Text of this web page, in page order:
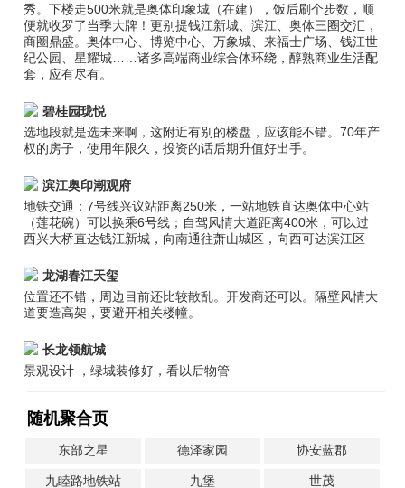
秀。下楼走500米就是奥体印象城（在建），饭后刷个步数，顺
便就收罗了当季大牌！更别提钱江新城、滨江、奥体三圈交汇，
商圈鼎盛。奥体中心、博览中心、万象城、来福士广场、钱江世
纪公园、星耀城……诸多高端商业综合体环绕，醇熟商业生活配
套，应有尽有。
碧桂园珑悦
选地段就是选未来啊，这附近有别的楼盘，应该能不错。70年产
权的房子，使用年限久，投资的话后期升值好出手。
滨江奥印潮观府
地铁交通：7号线兴议站距离250米，一站地铁直达奥体中心站
（莲花碗）可以换乘6号线；自驾风情大道距离400米，可以过
西兴大桥直达钱江新城，向南通往萧山城区，向西可达滨江区
龙湖春江天玺
位置还不错，周边目前还比较散乱。开发商还可以。隔壁风情大
道要造高架，要避开相关楼幢。
长龙领航城
景观设计 ，绿城装修好，看以后物管
随机聚合页
东部之星 德泽家园 协安蓝郡
九睦路地铁站 九堡 世茂